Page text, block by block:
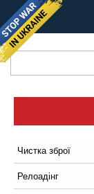
Чистка зброї
Релоадінг